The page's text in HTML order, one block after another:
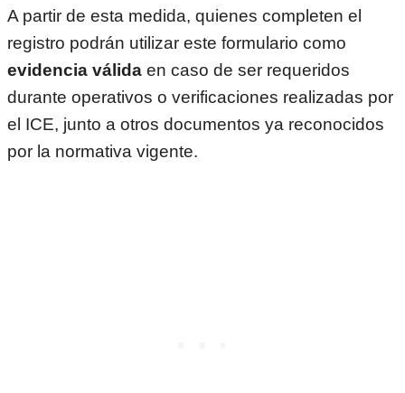
A partir de esta medida, quienes completen el
registro podrán utilizar este formulario como
evidencia válida en caso de ser requeridos
durante operativos o verificaciones realizadas por
el ICE, junto a otros documentos ya reconocidos
por la normativa vigente.